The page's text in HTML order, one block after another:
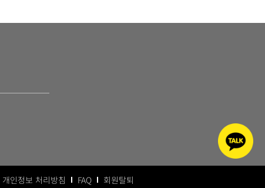
개인정보 처리방침 FAQ 회원탈퇴